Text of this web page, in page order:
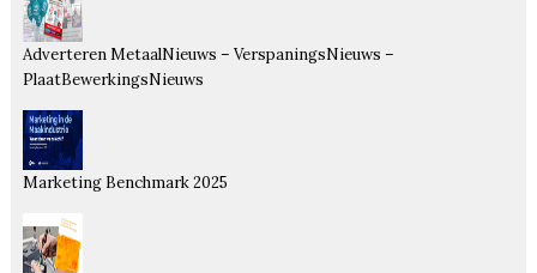
Adverteren MetaalNieuws – VerspaningsNieuws –
PlaatBewerkingsNieuws
Marketing Benchmark 2025